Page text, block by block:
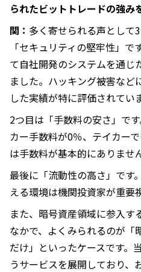
られたビットトレードの強み
関： 多く寄せられる声として
「セキュリティの堅牢性」
て自社開発のシステムを通じ
ました。ハッキング被害など
した実績が特に評価されてい
2つ目は「手数料の安さ」で
カー手数料が0％、テイカー
は手数料が基本的にありませ
最後に「流動性の高さ」です
える環境は機関投資家が重要
また、暗号資産領域に参入す
なかで、よくみられるのが「
だけ」といったケースです。
うサービスを展開しており、